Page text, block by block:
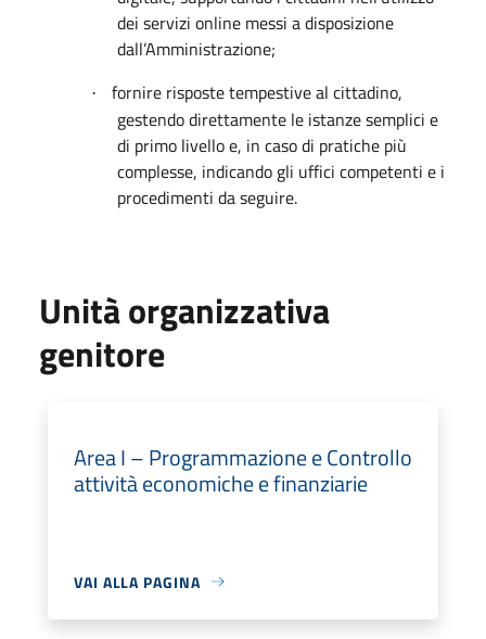
dei servizi online messi a disposizione
dall’Amministrazione;
·
fornire risposte tempestive al cittadino,
gestendo direttamente le istanze semplici e
di primo livello e, in caso di pratiche più
complesse, indicando gli uffici competenti e i
procedimenti da seguire.
Unità organizzativa
genitore
Area I – Programmazione e Controllo
attività economiche e finanziarie
VAI ALLA PAGINA